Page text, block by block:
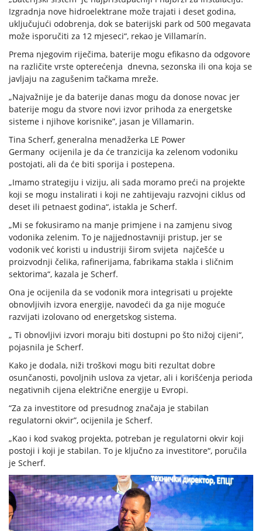
Izgradnja nove hidroelektrane može trajati i deset godina,
uključujući odobrenja, dok se baterijski park od 500 megavata
može isporučiti za 12 mjeseci“, rekao je Villamarín.
Prema njegovim riječima, baterije mogu efikasno da odgovore
na različite vrste opterećenja dnevna, sezonska ili ona koja se
javljaju na zagušenim tačkama mreže.
„Najvažnije je da baterije danas mogu da donose novac jer
baterije mogu da stvore novi izvor prihoda za energetske
sisteme i njihove korisnike”, jasan je Villamarin.
Tina Scherf, generalna menadžerka LE Power
Germany ocijenila je da će tranzicija ka zelenom vodoniku
postojati, ali da će biti sporija i postepena.
„Imamo strategiju i viziju, ali sada moramo preći na projekte
koji se mogu instalirati i koji ne zahtijevaju razvojni ciklus od
deset ili petnaest godina“, istakla je Scherf.
„Mi se fokusiramo na manje primjene i na zamjenu sivog
vodonika zelenim. To je najjednostavniji pristup, jer se
vodonik već koristi u industriji širom svijeta najčešće u
proizvodnji čelika, rafinerijama, fabrikama stakla i sličnim
sektorima“, kazala je Scherf.
Ona je ocijenila da se vodonik mora integrisati u projekte
obnovljivih izvora energije, navodeći da ga nije moguće
razvijati izolovano od energetskog sistema.
„ Ti obnovljivi izvori moraju biti dostupni po što nižoj cijeni“,
pojasnila je Scherf.
Kako je dodala, niži troškovi mogu biti rezultat dobre
osunčanosti, povoljnih uslova za vjetar, ali i korišćenja perioda
negativnih cijena električne energije u Evropi.
“Za za investitore od presudnog značaja je stabilan
regulatorni okvir”, ocijenila je Scherf.
„Kao i kod svakog projekta, potreban je regulatorni okvir koji
postoji i koji je stabilan. To je ključno za investitore“, poručila
je Scherf.